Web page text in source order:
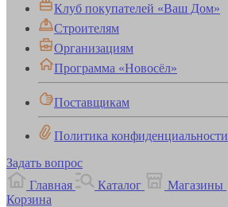
Клуб покупателей «Ваш Дом»
Строителям
Организациям
Программа «Новосёл»
Поставщикам
Политика конфиденциальности
Задать вопрос
Главная
Каталог Магазины
Корзина